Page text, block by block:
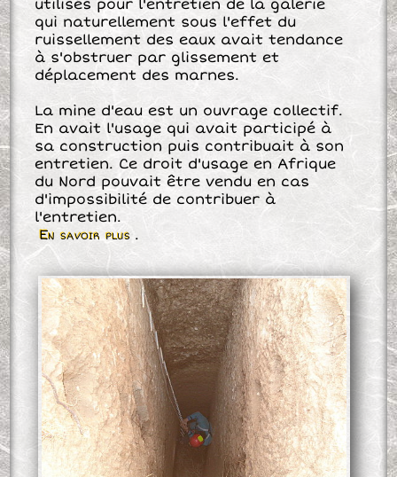
utilisés pour l'entretien de la galerie
qui naturellement sous l'effet du
ruissellement des eaux avait tendance
à s'obstruer par glissement et
déplacement des marnes.
La mine d'eau est un ouvrage collectif.
En avait l'usage qui avait participé à
sa construction puis contribuait à son
entretien. Ce droit d'usage en Afrique
du Nord pouvait être vendu en cas
d'impossibilité de contribuer à
l'entretien.
En savoir plus .